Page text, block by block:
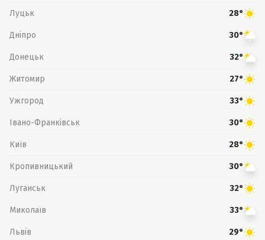
Луцьк 28°
Дніпро 30°
Донецьк 32°
Житомир 27°
Ужгород 33°
Івано-Франківськ 30°
Київ 28°
Кропивницький 30°
Луганськ 32°
Миколаїв 33°
Львів 29°